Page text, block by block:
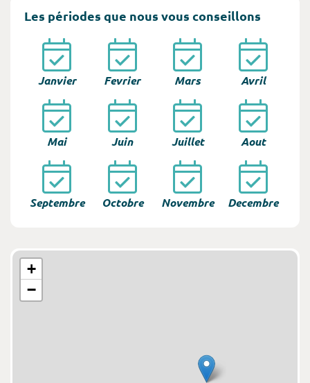
Les périodes que nous vous conseillons
Janvier Fevrier Mars Avril
Mai Juin Juillet Aout
Septembre Octobre Novembre Decembre
+
−